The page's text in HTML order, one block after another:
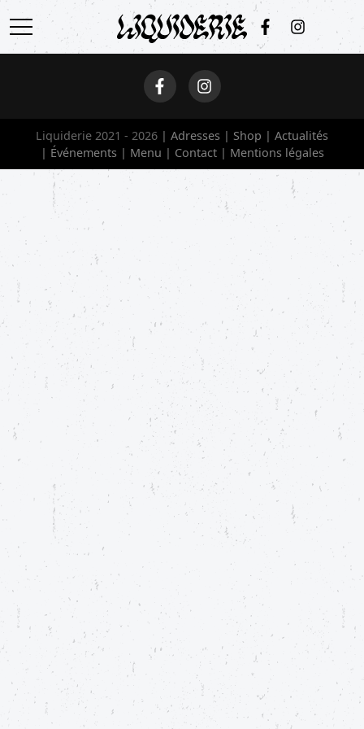
SHOP
ACTUALITÉS
ÉVÉNEMENTS
MENU
CONTACT
Liquiderie 2021 - 2026 Adresses Shop
Actualités
Événements
Menu Contact Mentions légales